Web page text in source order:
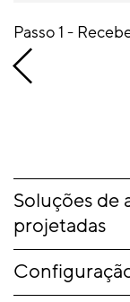
Passo 1 -
Soluções de
projetadas